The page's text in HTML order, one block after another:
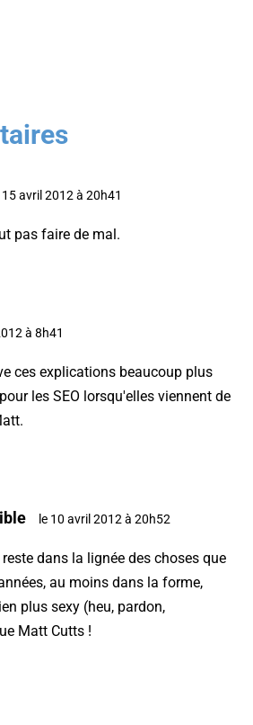
15 avril 2012 à 20h41
pas faire de mal.
à 8h41
ces explications beaucoup plus
les SEO lorsqu'elles viennent de
le 10 avril 2012 à 20h52
dans la lignée des choses que
au moins dans la forme,
plus sexy (heu, pardon,
Matt Cutts !